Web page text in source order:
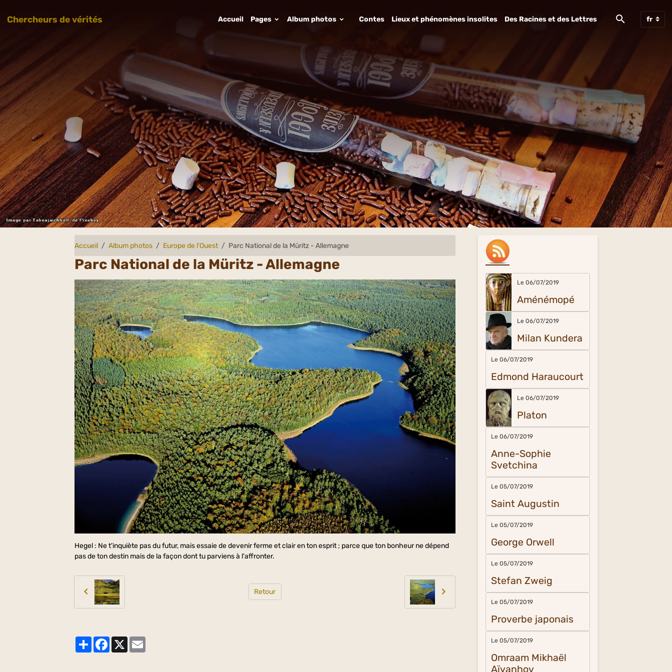
Chercheurs de vérités Accueil Pages Album photos Contes Lieux et phénomènes insolites Des Racines et des Lettres
Accueil Album photos Europe de l'Ouest Parc National de la Müritz - Allemagne
Parc National de la Müritz - Allemagne
Hegel : Ne t'inquiète pas du futur, mais essaie de devenir ferme et clair en ton esprit ; parce que ton bonheur ne dépend
pas de ton destin mais de la façon dont tu parviens à l'affronter.
Retour
PartagerFacebook
X
Le 06/07/2019
Aménémopé
Le 06/07/2019
Milan Kundera
Le 06/07/2019
Edmond Haraucourt
Le 06/07/2019
Platon
Le 06/07/2019
Anne-Sophie
Svetchina
Le 05/07/2019
Saint Augustin
Le 05/07/2019
George Orwell
Le 05/07/2019
Stefan Zweig
Le 05/07/2019
Proverbe japonais
Le 05/07/2019
Omraam Mikhaël
Aïvanhov